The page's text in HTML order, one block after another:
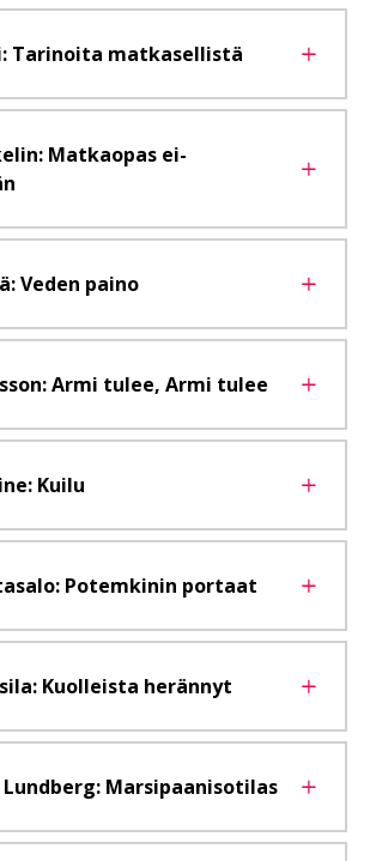
Tarinoita matkasellistä
Matkaopas ei-
Veden paino
Armi tulee, Armi tulee
Kuilu
Potemkinin portaat
Kuolleista herännyt
Lundberg: Marsipaanisotilas